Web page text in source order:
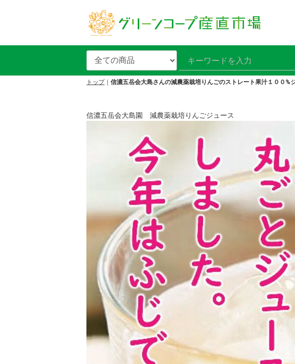
トップ 信濃五岳会大島さんの減農薬栽培りんごのストレート果汁１００
信濃五岳会大島園 減農薬栽培りんごジュース